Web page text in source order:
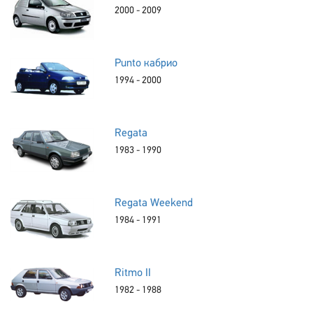
2000 - 2009
Punto кабрио
1994 - 2000
Regata
1983 - 1990
Regata Weekend
1984 - 1991
Ritmo II
1982 - 1988